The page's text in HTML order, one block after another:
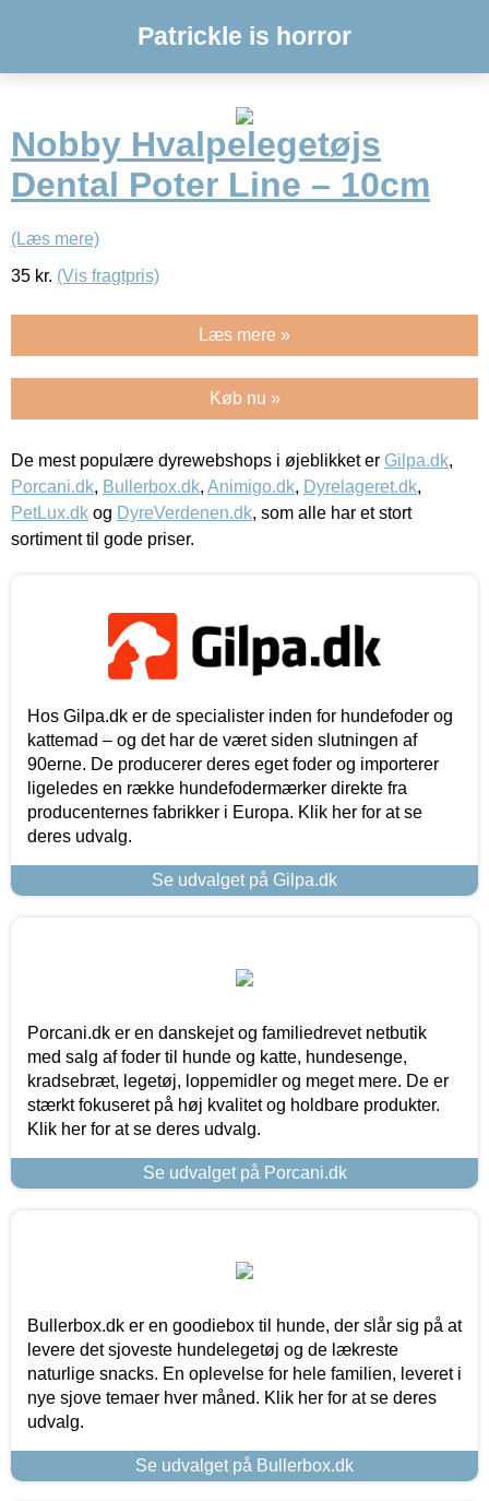
Patrickle is horror
Nobby Hvalpelegetøjs
Dental Poter Line – 10cm
(Læs mere)
35 kr. (Vis fragtpris)
Læs mere »
Køb nu »
De mest populære dyrewebshops i øjeblikket er Gilpa.dk,
Porcani.dk, Bullerbox.dk, Animigo.dk, Dyrelageret.dk,
PetLux.dk og DyreVerdenen.dk, som alle har et stort
sortiment til gode priser.
Hos Gilpa.dk er de specialister inden for hundefoder og
kattemad – og det har de været siden slutningen af
90erne. De producerer deres eget foder og importerer
ligeledes en række hundefodermærker direkte fra
producenternes fabrikker i Europa. Klik her for at se
deres udvalg.
Se udvalget på Gilpa.dk
Porcani.dk er en danskejet og familiedrevet netbutik
med salg af foder til hunde og katte, hundesenge,
kradsebræt, legetøj, loppemidler og meget mere. De er
stærkt fokuseret på høj kvalitet og holdbare produkter.
Klik her for at se deres udvalg.
Se udvalget på Porcani.dk
Bullerbox.dk er en goodiebox til hunde, der slår sig på at
levere det sjoveste hundelegetøj og de lækreste
naturlige snacks. En oplevelse for hele familien, leveret i
nye sjove temaer hver måned. Klik her for at se deres
udvalg.
Se udvalget på Bullerbox.dk